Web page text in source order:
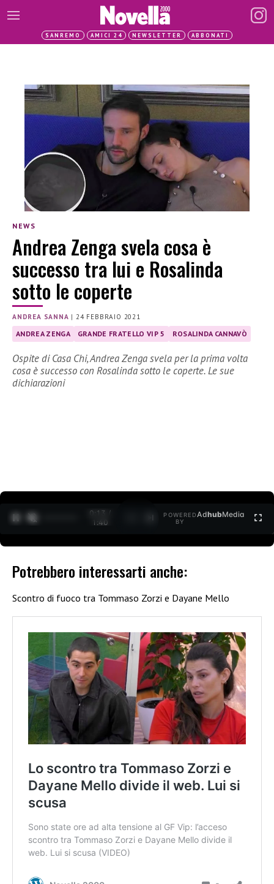
SANREMO AMICI 24 NEWSLETTER ABBONATI
NEWS
Andrea Zenga svela cosa è
successo tra lui e Rosalinda
sotto le coperte
ANDREA SANNA |24 FEBBRAIO 2021
ANDREA ZENGA GRANDE FRATELLO VIP 5 ROSALINDA CANNAVÒ
Ospite di Casa Chi, Andrea Zenga svela per la prima volta
cosa è successo con Rosalinda sotto le coperte. Le sue
dichiarazioni
0:13 /
1:40
POWERED
BY
AdhubMedia
Potrebbero interessarti anche:
Scontro di fuoco tra Tommaso Zorzi e Dayane Mello